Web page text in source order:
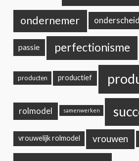
ondernemer
passie perfectionisme
producten productief
rolmodel samenwerken
vrouwelijk rolmodel vrouwen